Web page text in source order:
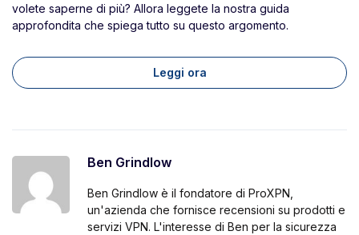
volete saperne di più? Allora leggete la nostra guida
approfondita che spiega tutto su questo argomento.
Leggi ora
Ben Grindlow
Ben Grindlow è il fondatore di ProXPN,
un'azienda che fornisce recensioni su prodotti e
servizi VPN. L'interesse di Ben per la sicurezza